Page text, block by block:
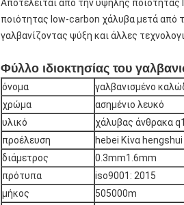
Αποτελείται από την υψηλής
ποιότητας low-carbon χάλυβα μετά από
γαλβανίζοντας ψύξη και άλλες
Φύλλο ιδιοκτησίας του
όνομα
γαλβανισμένο
χρώμα
ασημένιο λευκό
υλικό
χάλυβας άνθρακα
προέλευση
hebei Κίνα hengshui
διάμετρος
0.3mm1.6mm
πρότυπα
iso9001: 2015
μήκος
505000m